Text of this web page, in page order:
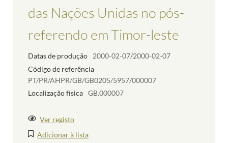
das Nações Unidas no pós-
referendo em Timor-leste
Datas de produção
2000-02-07/2000-02-07
Código de referência
PT/PR/AHPR/GB/GB0205/5957/000007
Localização física GB.000007
Ver registo
Adicionar à lista